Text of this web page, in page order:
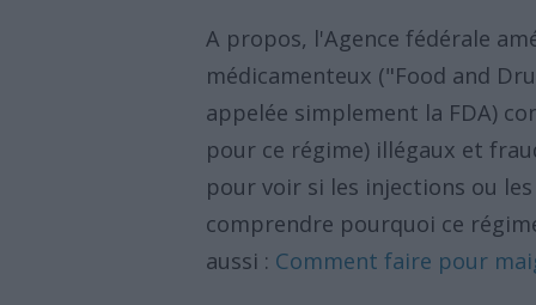
A propos, l'Agence fédérale
médicamenteux ("Food and
appelée simplement la FDA)
pour ce régime) illégaux et
pour voir si les injections ou
comprendre pourquoi ce
aussi : Comment faire pour